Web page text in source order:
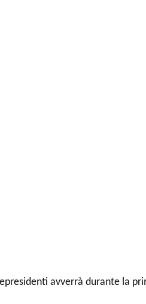
avverrà durante la